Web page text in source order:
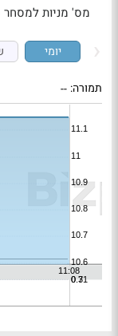
מס' מניות למסחר
יומי
תמורה: --